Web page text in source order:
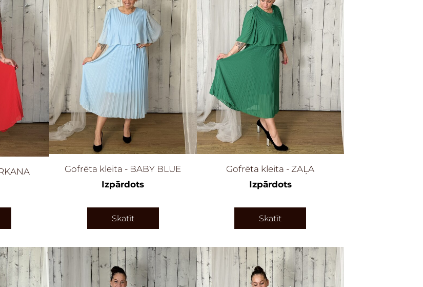
Gofrēta kleita - BABY BLUE
Izpārdots
Skatīt
Gofrēta kleita - ZAĻA
Izpārdots
Skatīt